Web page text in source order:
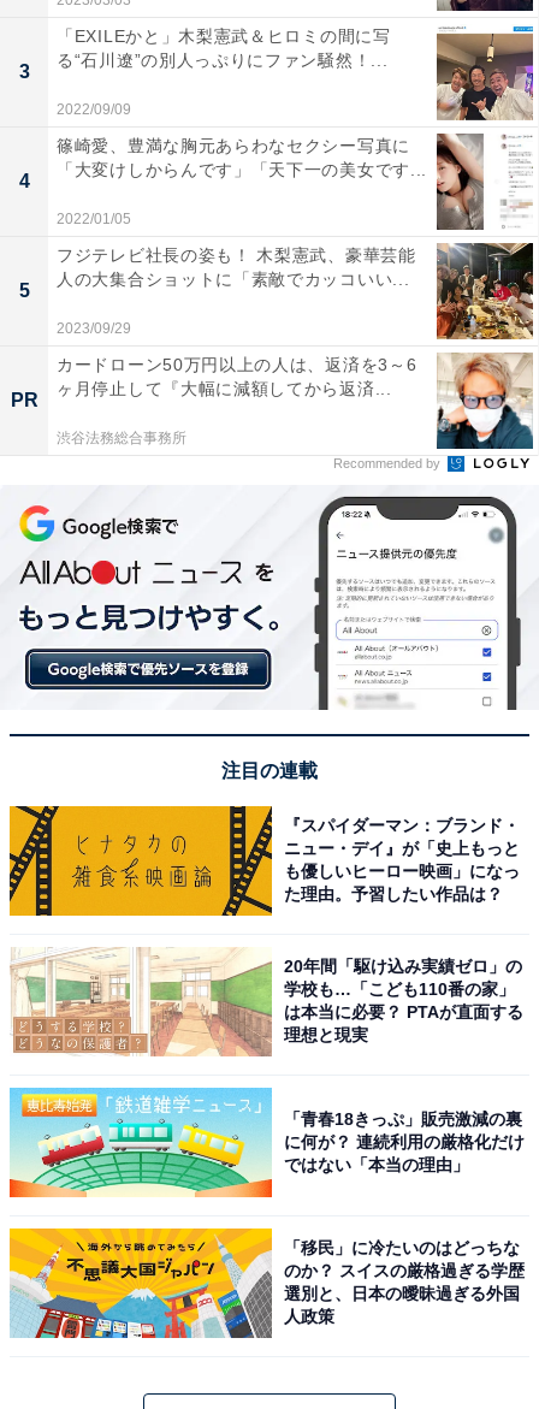
3
「EXILEかと」木梨憲武＆ヒロミの間に写
る“石川遼”の別人っぷりにファン騒然！...
2022/09/09
4
篠崎愛、豊満な胸元あらわなセクシー写真に
「大変けしからんです」「天下一の美女です...
2022/01/05
5
フジテレビ社長の姿も！ 木梨憲武、豪華芸能
人の大集合ショットに「素敵でカッコいい...
2023/09/29
PR
カードローン50万円以上の人は、返済を3～6
ヶ月停止して『大幅に減額してから返済...
渋谷法務総合事務所
Recommended by
注目の連載
『スパイダーマン：ブランド・
ニュー・デイ』が「史上もっと
も優しいヒーロー映画」になっ
た理由。予習したい作品は？
20年間「駆け込み実績ゼロ」の
学校も…「こども110番の家」
は本当に必要？ PTAが直面する
理想と現実
「青春18きっぷ」販売激減の裏
に何が？ 連続利用の厳格化だけ
ではない「本当の理由」
「移民」に冷たいのはどっちな
のか？ スイスの厳格過ぎる学歴
選別と、日本の曖昧過ぎる外国
人政策